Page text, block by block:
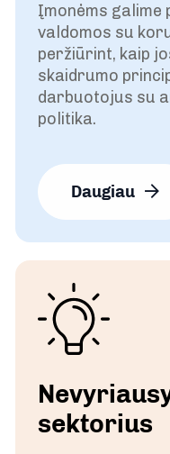
Įmonėms galime
valdomos su
peržiūrint, kaip
skaidrumo
darbuotojus su
politika.
Daugiau
sektorius